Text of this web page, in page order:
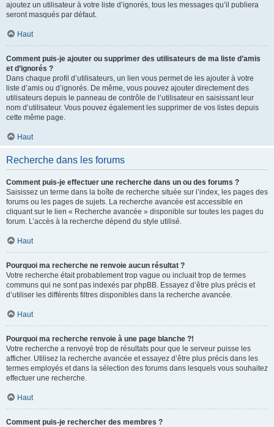
ajoutez un utilisateur à votre liste d’ignorés, tous les messages qu’il publiera
seront masqués par défaut.
Haut
Comment puis-je ajouter ou supprimer des utilisateurs de ma liste d’amis
et d’ignorés ?
Dans chaque profil d’utilisateurs, un lien vous permet de les ajouter à votre
liste d’amis ou d’ignorés. De même, vous pouvez ajouter directement des
utilisateurs depuis le panneau de contrôle de l’utilisateur en saisissant leur
nom d’utilisateur. Vous pouvez également les supprimer de vos listes depuis
cette même page.
Haut
Recherche dans les forums
Comment puis-je effectuer une recherche dans un ou des forums ?
Saisissez un terme dans la boîte de recherche située sur l’index, les pages des
forums ou les pages de sujets. La recherche avancée est accessible en
cliquant sur le lien « Recherche avancée » disponible sur toutes les pages du
forum. L’accès à la recherche dépend du style utilisé.
Haut
Pourquoi ma recherche ne renvoie aucun résultat ?
Votre recherche était probablement trop vague ou incluait trop de termes
communs qui ne sont pas indexés par phpBB. Essayez d’être plus précis et
d’utiliser les différents filtres disponibles dans la recherche avancée.
Haut
Pourquoi ma recherche renvoie à une page blanche ?!
Votre recherche a renvoyé trop de résultats pour que le serveur puisse les
afficher. Utilisez la recherche avancée et essayez d’être plus précis dans les
termes employés et dans la sélection des forums dans lesquels vous souhaitez
effectuer une recherche.
Haut
Comment puis-je rechercher des membres ?